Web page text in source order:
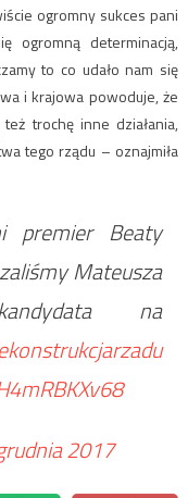
ogromny sukces pani
ogromną determinacją,
to co udało nam się
i krajowa powoduje, że
trochę inne działania,
tego rządu – oznajmiła
premier Beaty
Mateusza
na
2017